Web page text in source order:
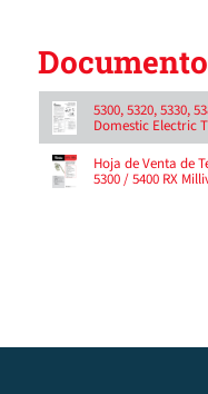
5300, 5320, 5330,
Domestic Electric
Hoja de Venta de
5300 / 5400 RX